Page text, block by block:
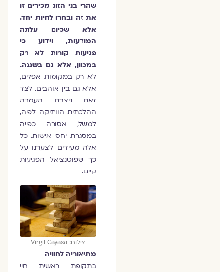
שהרי בני הזוג מכירים זו
את זה ובחרו לחיות יחד.
אלא שכיום עלתה
המודעות, וידוע כי
פגיעות קורות לא רק
במכוון, אלא גם בשגגה.
לא רק במקומות אפלים,
אלא גם בין אוהבים. לצד
זאת ניצבת העמדה
ההלכתית הוותיקה לפיה,
למשל, אסורה כפייה
במסגרת יחסי אישות. כל
אלה מעידים לצערנו על
כך שפוטנציאל הפגיעוּת
קיים.
צילום: Virgil Cayasa
מתיאוריה לחוויה
בתקופת ראשית חיי